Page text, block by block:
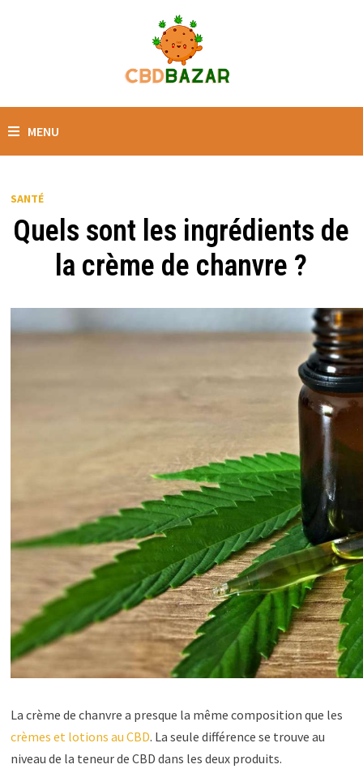
MENU
SANTÉ
Quels sont les ingrédients de
la crème de chanvre ?
La crème de chanvre a presque la même composition que les
crèmes et lotions au CBD. La seule différence se trouve au
niveau de la teneur de CBD dans les deux produits.